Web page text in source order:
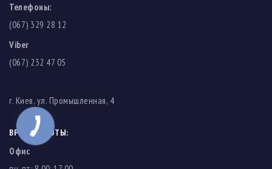
Телефоны:
(067) 329 28 12
Viber
(067) 232 47 05
г. Киев, ул. Промышленная, 4
ВРЕМЯ РАБОТЫ:
Офис